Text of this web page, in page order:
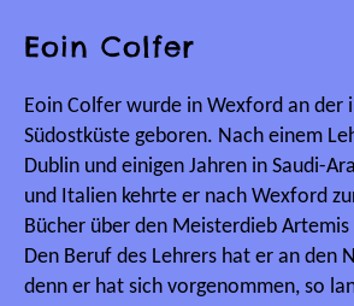
Eoin Colfer
Eoin Colfer wurde in Wexford an der
Südostküste geboren. Nach einem
Dublin und einigen Jahren in Saudi-
und Italien kehrte er nach Wexford
Bücher über den Meisterdieb
Den Beruf des Lehrers hat er an den
denn er hat sich vorgenommen, so